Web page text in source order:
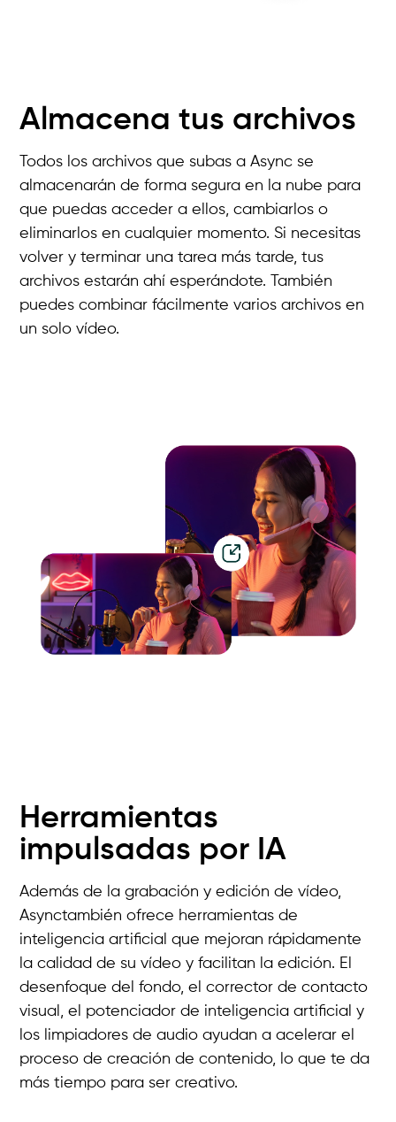
Almacena tus archivos
Todos los archivos que subas a Async se
almacenarán de forma segura en la nube para
que puedas acceder a ellos, cambiarlos o
eliminarlos en cualquier momento. Si necesitas
volver y terminar una tarea más tarde, tus
archivos estarán ahí esperándote. También
puedes combinar fácilmente varios archivos en
un solo vídeo.
Herramientas
impulsadas por IA
Además de la grabación y edición de vídeo,
Asynctambién ofrece herramientas de
inteligencia artificial que mejoran rápidamente
la calidad de su vídeo y facilitan la edición. El
desenfoque del fondo, el corrector de contacto
visual, el potenciador de inteligencia artificial y
los limpiadores de audio ayudan a acelerar el
proceso de creación de contenido, lo que te da
más tiempo para ser creativo.